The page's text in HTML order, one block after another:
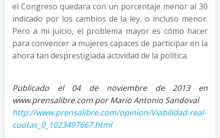
el Congreso quedara con un porcentaje menor al 30
indicado por los cambios de la ley, o incluso menor.
Pero a mi juicio, el problema mayor es cómo hacer
para convencer a mujeres capaces de participar en la
ahora tan desprestigiada actividad de la política.
Publicado el 04 de noviembre de 2013 en
www.prensalibre.com por Mario Antonio Sandoval
http://www.prensalibre.com/opinion/Viabilidad-real-
cuotas_0_1023497667.html